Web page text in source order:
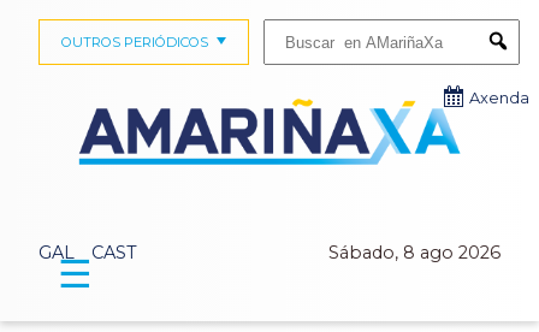
GAL CAST Sábado, 8 ago 2026
OUTROS PERIÓDICOS
Axenda
☰